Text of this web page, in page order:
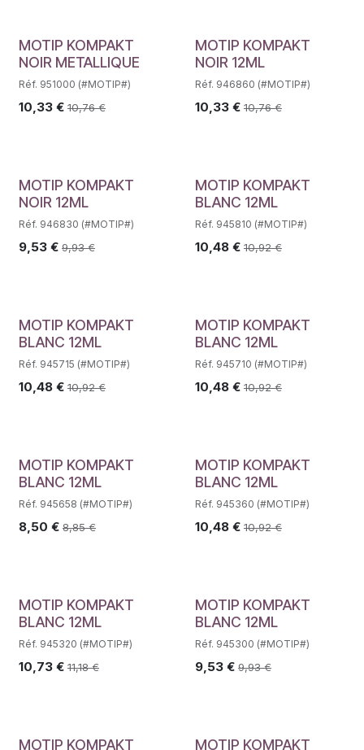
MOTIP KOMPAKT
NOIR METALLIQUE
Réf. 951000 (#MOTIP#)
10,33 € 10,76€
MOTIP KOMPAKT
NOIR 12ML
Réf. 946860 (#MOTIP#)
10,33€ 10,76€
MOTIP KOMPAKT
NOIR 12ML
Réf. 946830 (#MOTIP#)
9,53 € 9,93€
MOTIP KOMPAKT
BLANC 12ML
Réf. 945810 (#MOTIP#)
10,48€ 10,92€
MOTIP KOMPAKT
BLANC 12ML
Réf. 945715 (#MOTIP#)
10,48 € 10,92€
MOTIP KOMPAKT
BLANC 12ML
Réf. 945710 (#MOTIP#)
10,48€ 10,92€
MOTIP KOMPAKT
BLANC 12ML
Réf. 945658 (#MOTIP#)
8,50 € 8,85€
MOTIP KOMPAKT
BLANC 12ML
Réf. 945360 (#MOTIP#)
10,48€ 10,92€
MOTIP KOMPAKT
BLANC 12ML
Réf. 945320 (#MOTIP#)
10,73 € 11,18€
MOTIP KOMPAKT
BLANC 12ML
Réf. 945300 (#MOTIP#)
9,53€ 9,93€
MOTIP KOMPAKT MOTIP KOMPAKT